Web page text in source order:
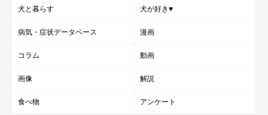
犬と暮らす 犬が好き♥
病気・症状データベース 漫画
コラム 動画
画像 解説
食べ物 アンケート